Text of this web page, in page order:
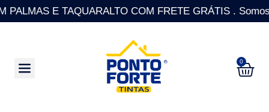
PALMAS E TAQUARALTO COM FRETE GRÁTIS .
0